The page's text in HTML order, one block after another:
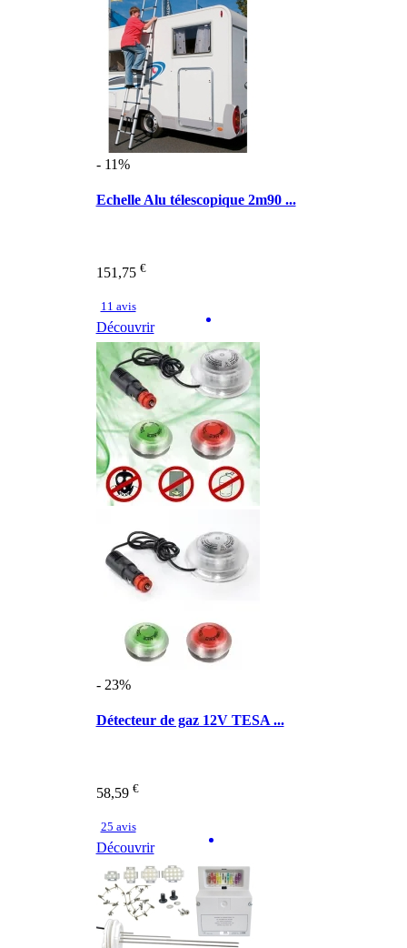
- 11%
Echelle Alu télescopique 2m90 ...
151,75 €
11 avis
Découvrir
- 23%
Détecteur de gaz 12V TESA ...
58,59 €
25 avis
Découvrir